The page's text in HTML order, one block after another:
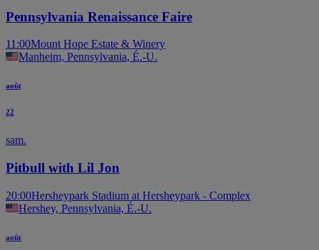
Pennsylvania Renaissance Faire
11:00Mount Hope Estate & Winery
Manheim, Pennsylvania, É.-U.
août
22
sam.
Pitbull with Lil Jon
20:00Hersheypark Stadium at Hersheypark - Complex
Hershey, Pennsylvania, É.-U.
août